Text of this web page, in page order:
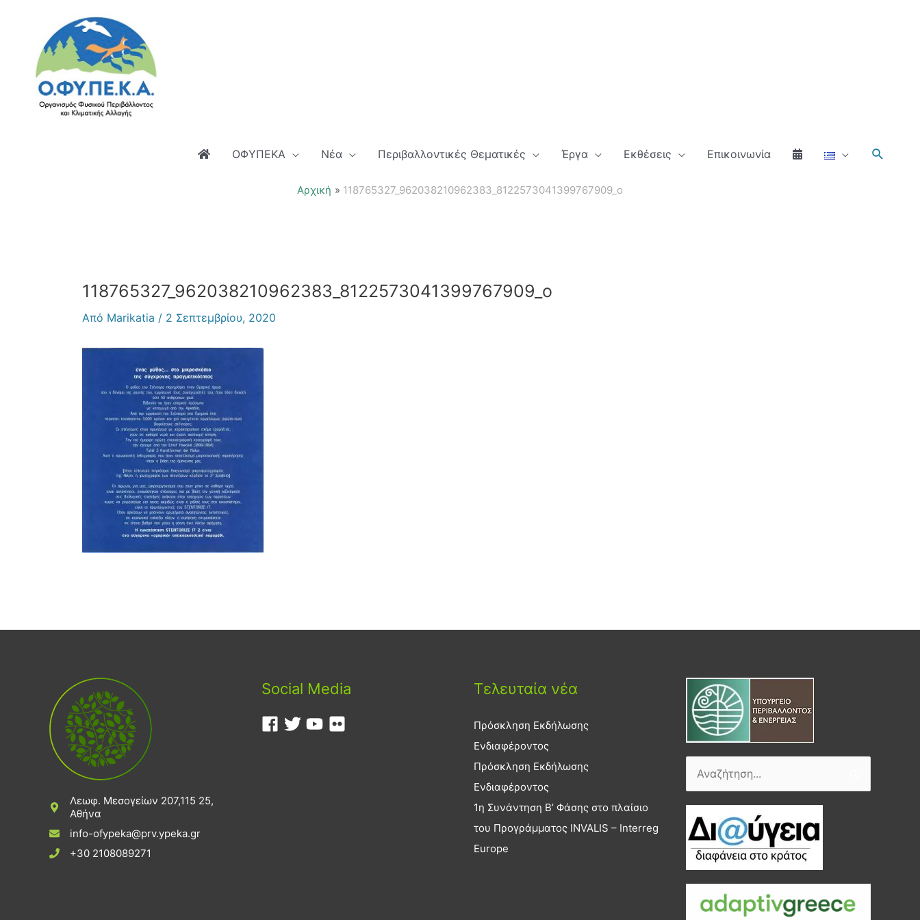
περιεχόμενο
ΟΦΥΠΕΚΑ Νέα Περιβαλλοντικές Θεματικές Έργα Εκθέσεις Επικοινωνία
Αρχική 118765327_962038210962383_8122573041399767909_o
118765327_962038210962383_8122573041399767909_o
Από Marikatia / 2 Σεπτεμβρίου, 2020
Λεωφ. Μεσογείων 207,115 25,
Αθήνα
info-ofypeka@prv.ypeka.gr
+30 2108089271
Social Media Τελευταία νέα
Πρόσκληση Εκδήλωσης
Ενδιαφέροντος
Πρόσκληση Εκδήλωσης
Ενδιαφέροντος
1η Συνάντηση Β’ Φάσης στο πλαίσιο
του Προγράμματος INVALIS – Interreg
Europe
Αναζήτηση